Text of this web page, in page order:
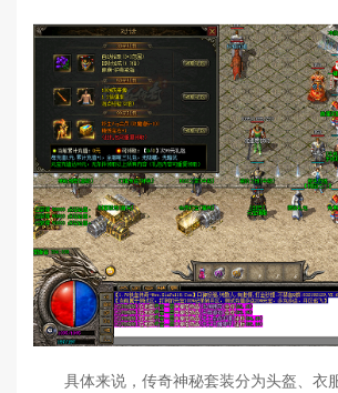
具体来说，传奇神秘套装分为头盔、衣